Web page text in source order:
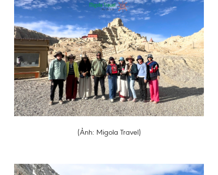
(Ảnh: Migola Travel)